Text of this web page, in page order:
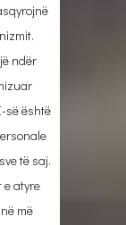
ndër
së është
të saj.
e atyre
më